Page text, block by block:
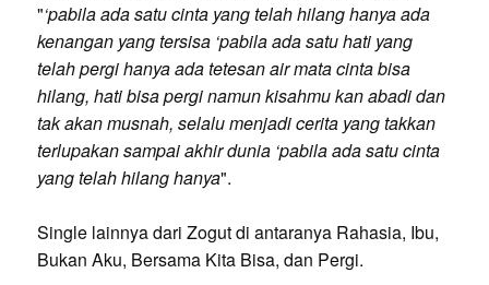
"‘pabila ada satu cinta yang telah hilang hanya ada
kenangan yang tersisa ‘pabila ada satu hati yang
telah pergi hanya ada tetesan air mata cinta bisa
hilang, hati bisa pergi namun kisahmu kan abadi dan
tak akan musnah, selalu menjadi cerita yang takkan
terlupakan sampai akhir dunia ‘pabila ada satu cinta
yang telah hilang hanya".
Single lainnya dari Zogut di antaranya Rahasia, Ibu,
Bukan Aku, Bersama Kita Bisa, dan Pergi.